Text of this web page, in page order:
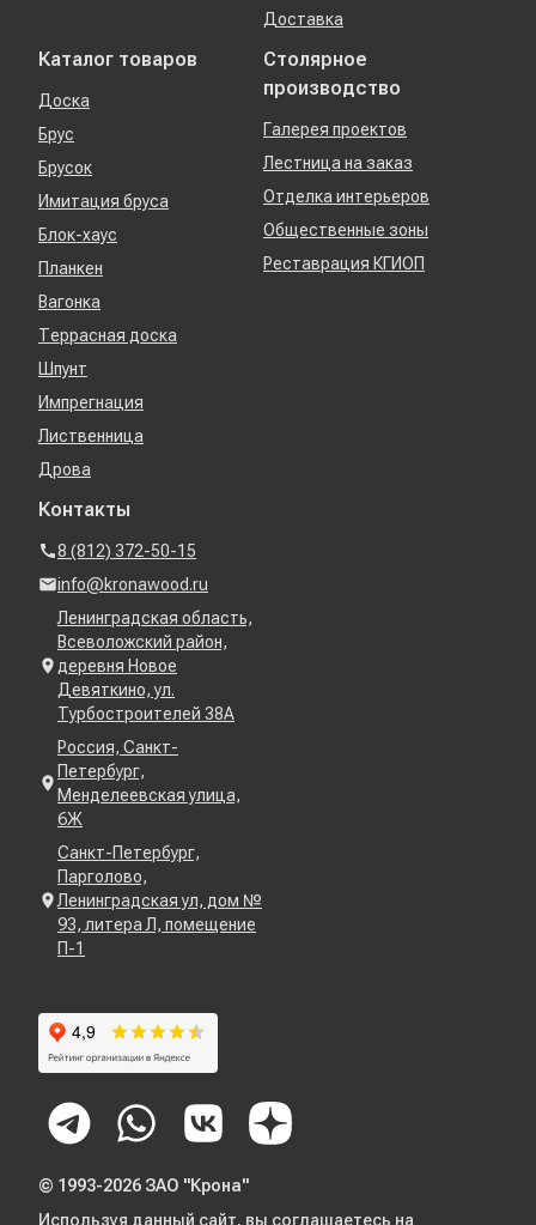
Доставка
Каталог товаров
Доска
Брус
Брусок
Имитация бруса
Блок-хаус
Планкен
Вагонка
Террасная доска
Шпунт
Импрегнация
Лиственница
Дрова
Столярное
производство
Галерея проектов
Лестница на заказ
Отделка интерьеров
Общественные зоны
Реставрация КГИОП
Контакты
8 (812) 372-50-15
info@kronawood.ru
Ленинградская область,
Всеволожский район,
деревня Новое
Девяткино, ул.
Турбостроителей 38А
Россия, Санкт-
Петербург,
Менделеевская улица,
6Ж
Санкт-Петербург,
Парголово,
Ленинградская ул, дом №
93, литера Л, помещение
П-1
© 1993-2026 ЗАО "Крона"
Используя данный сайт, вы соглашаетесь на